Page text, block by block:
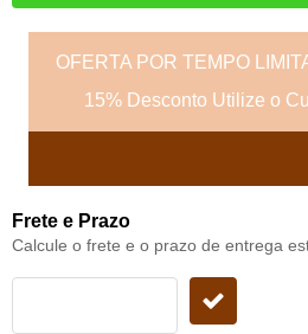
OFERTA POR TEMPO
15% Desconto Utilize o
Frete e Prazo
Calcule o frete e o prazo de entrega